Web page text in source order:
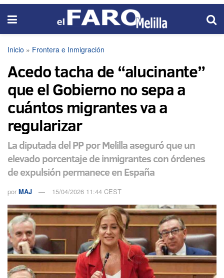
Inicio » Frontera e Inmigración
Acedo tacha de “alucinante”
que el Gobierno no sepa a
cuántos migrantes va a
regularizar
La diputada del PP por Melilla aseguró que un
elevado porcentaje de inmigrantes con órdenes
de expulsión permanece en España
por MAJ 15/04/2026 11:44 CEST